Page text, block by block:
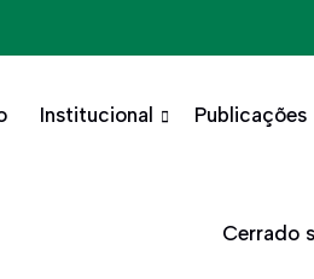
Institucional Publicações
Cerrado